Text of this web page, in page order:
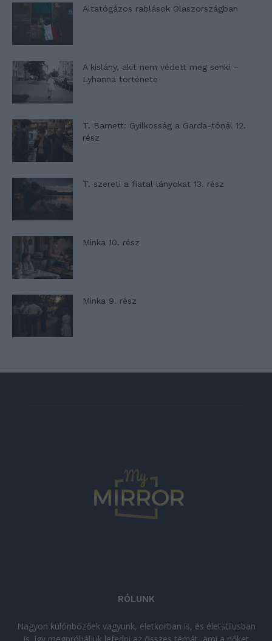
Altatógázos rablások Olaszországban
A kislány, akit nem védett meg senki –
Lyhanna története
T. Barnett: Gyilkosság a Garda-tónál 12.
rész
T. szereti a fiatal lányokat 13. rész
Minka 10. rész
Minka 9. rész
RÓLUNK
Nagyon különbözőek vagyunk, életkorban is, és életstílusban